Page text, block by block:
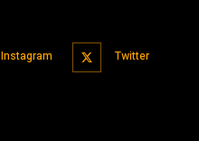
Instagram Twitter